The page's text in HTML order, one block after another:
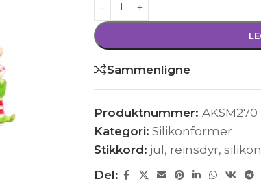
Sammenligne
Produktnummer: AKSM270
Kategori: Silikonformer
Stikkord: jul , reinsdyr,
Del: